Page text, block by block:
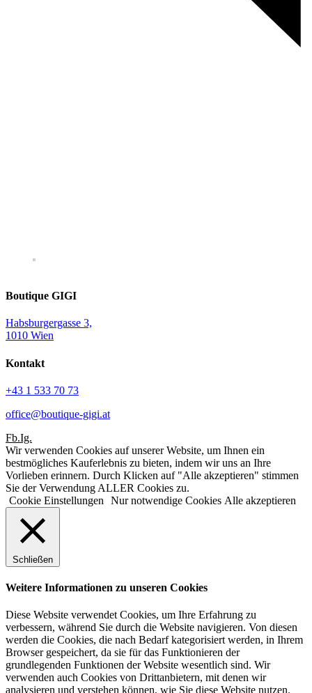
Boutique GIGI
Habsburgergasse 3,
1010 Wien
Kontakt
+43 1 533 70 73
office@boutique-gigi.at
Fb.Ig.
Wir verwenden Cookies auf unserer Website, um Ihnen ein
bestmögliches Kauferlebnis zu bieten, indem wir uns an Ihre
Vorlieben erinnern. Durch Klicken auf "Alle akzeptieren" stimmen
Sie der Verwendung ALLER Cookies zu.
Cookie Einstellungen
Nur notwendige Cookies Alle akzeptieren
Schließen
Weitere Informationen zu unseren Cookies
Diese Website verwendet Cookies, um Ihre Erfahrung zu
verbessern, während Sie durch die Website navigieren. Von diesen
werden die Cookies, die nach Bedarf kategorisiert werden, in Ihrem
Browser gespeichert, da sie für das Funktionieren der
grundlegenden Funktionen der Website wesentlich sind. Wir
verwenden auch Cookies von Drittanbietern, mit denen wir
analysieren und verstehen können, wie Sie diese Website nutzen.